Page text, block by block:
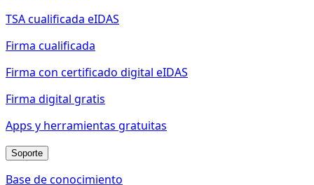
TSA cualificada eIDAS
Firma cualificada
Firma con certificado digital eIDAS
Firma digital gratis
Apps y herramientas gratuitas
Soporte
Base de conocimiento